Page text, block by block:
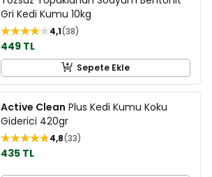
Gri Kedi Kumu 10kg
4,1 38
449 TL
Sepete Ekle
Active Clean Plus Kedi Kumu Koku
Giderici 420gr
4,8 33
435 TL